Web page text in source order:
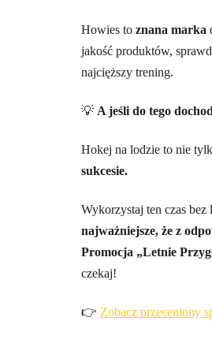
Howies to znana marka
jakość produktów,
najcięższy trening.
💡 A jeśli do tego
Hokej na lodzie to nie
sukcesie.
Wykorzystaj ten czas
najważniejsze, że z
Promocja „Letnie
czekaj!
👉 Zobacz przeceniony